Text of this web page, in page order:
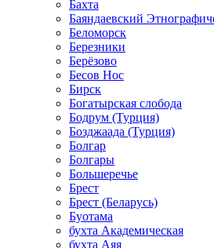
Бахта
Баяндаевский
Беломорск
Березники
Берёзово
Бесов Нос
Бирск
Богатырская слобода
Бодрум (Турция)
Бозджаада (Турция)
Болгар
Болгары
Большеречье
Брест
Брест (Беларусь)
Буотама
бухта Академическая
бухта Аяя